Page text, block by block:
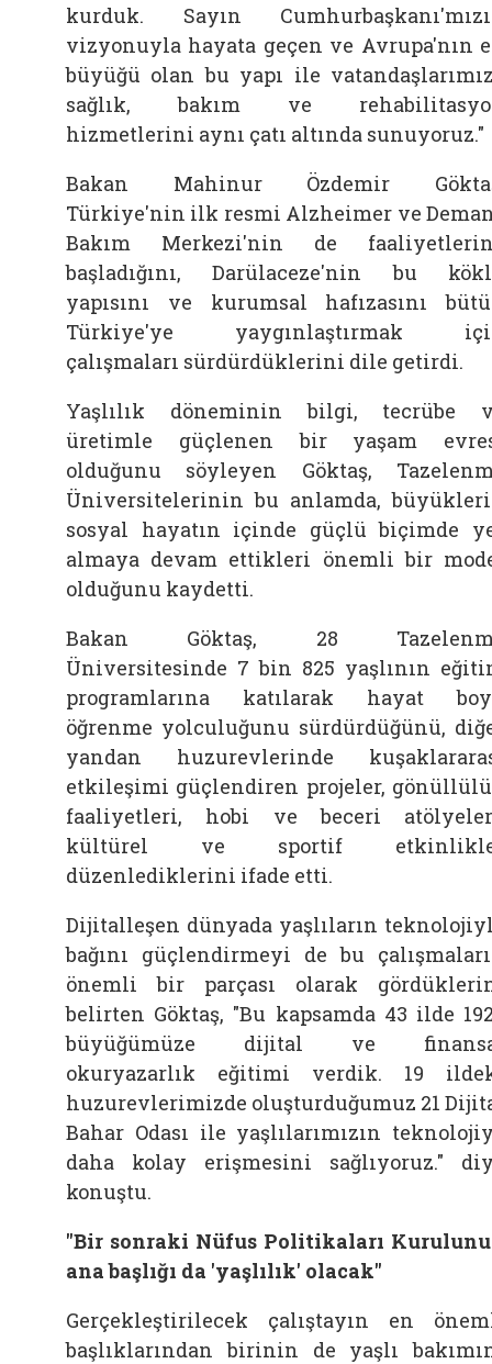
kurduk. Sayın
vizyonuyla hayata geçen ve Avrupa'nın
büyüğü olan bu yapı ile
sağlık, bakım ve
hizmetlerini aynı çatı altında sunuyoruz."
Bakan
Mahinur Özdemir
Türkiye'nin ilk resmi Alzheimer ve
Bakım Merkezi'nin de
başladığını, Darülaceze'nin bu
yapısını ve kurumsal hafızasını
Türkiye'ye yaygınlaştırmak
çalışmaları sürdürdüklerini dile getirdi.
Yaşlılık döneminin bilgi, tecrübe
üretimle güçlenen bir yaşam
olduğunu söyleyen
Göktaş,
Üniversitelerinin bu anlamda,
sosyal hayatın içinde güçlü biçimde
almaya devam ettikleri önemli bir
olduğunu kaydetti.
Bakan
Göktaş, 28
Üniversitesinde 7 bin 825 yaşlının
programlarına katılarak hayat
öğrenme yolculuğunu sürdürdüğünü,
yandan huzurevlerinde
etkileşimi güçlendiren projeler,
faaliyetleri, hobi ve beceri
kültürel ve sportif
düzenlediklerini ifade etti.
Dijitalleşen dünyada yaşlıların
bağını güçlendirmeyi de bu
önemli bir parçası olarak
belirten Göktaş, "Bu kapsamda 43 ilde
büyüğümüze dijital ve
okuryazarlık eğitimi verdik. 19
huzurevlerimizde oluşturduğumuz 21
Bahar Odası ile yaşlılarımızın
daha kolay erişmesini sağlıyoruz."
konuştu.
"Bir sonraki Nüfus Politikaları
ana başlığı da 'yaşlılık' olacak"
Gerçekleştirilecek çalıştayın en
başlıklarından birinin de yaşlı